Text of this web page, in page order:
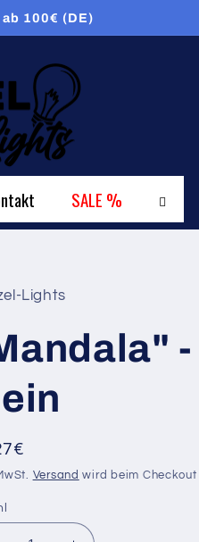
100€ (DE)
SALE %
Lights
Versand wird beim Checkout